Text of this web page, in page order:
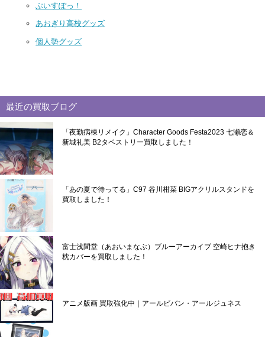
ぶいすぽっ！
あおぎり高校グッズ
個人勢グッズ
最近の買取ブログ
「夜勤病棟リメイク」Character Goods Festa2023 七瀬恋＆
新城礼美 B2タペストリー買取しました！
「あの夏で待ってる」C97 谷川柑菜 BIGアクリルスタンドを
買取しました！
富士浅間堂（あおいまなぶ）ブルーアーカイブ 空崎ヒナ抱き
枕カバーを買取しました！
アニメ版画 買取強化中｜アールビバン・アールジュネス